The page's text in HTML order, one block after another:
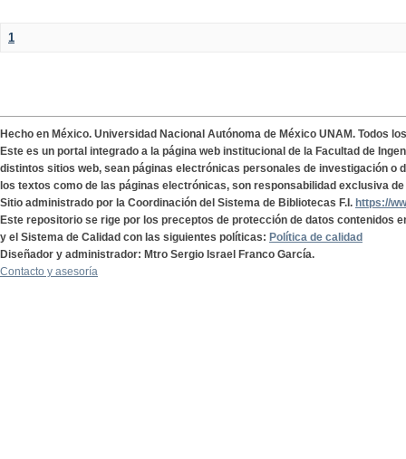
1
Hecho en México. Universidad Nacional Autónoma de México UNAM. Todos
Este es un portal integrado a la página web institucional de la Facultad de
distintos sitios web, sean páginas electrónicas personales de investigación o
los textos como de las páginas electrónicas, son responsabilidad exclusiva
Sitio administrado por la Coordinación del Sistema de Bibliotecas F.I. https://
Este repositorio se rige por los preceptos de protección de datos contenidos
y el Sistema de Calidad con las siguientes políticas: Política de calidad
Diseñador y administrador: Mtro Sergio Israel Franco García.
Contacto y asesoría